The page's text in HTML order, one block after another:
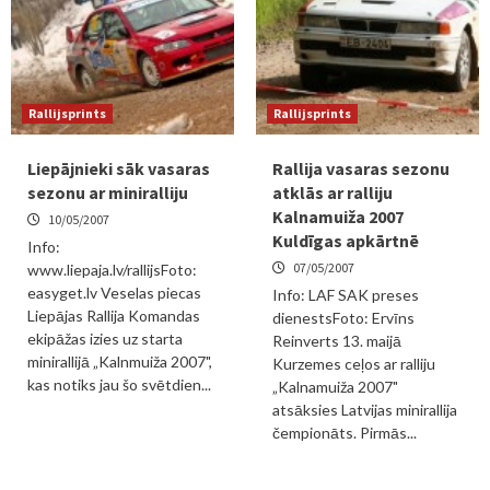
Rallijsprints
Liepājnieki sāk vasaras
sezonu ar miniralliju
10/05/2007
Info:
www.liepaja.lv/rallijsFoto:
easyget.lv Veselas piecas
Liepājas Rallija Komandas
ekipāžas izies uz starta
minirallijā „Kalnmuiža 2007",
kas notiks jau šo svētdien...
Rallijsprints
Rallija vasaras sezonu
atklās ar ralliju
Kalnamuiža 2007
Kuldīgas apkārtnē
07/05/2007
Info: LAF SAK preses
dienestsFoto: Ervīns
Reinverts 13. maijā
Kurzemes ceļos ar ralliju
„Kalnamuiža 2007"
atsāksies Latvijas minirallija
čempionāts. Pirmās...